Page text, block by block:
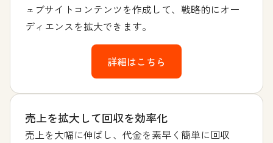
ェブサイトコンテンツを作成して、戦略的にオー
ディエンスを拡大できます。
詳細はこちら
売上を拡大して回収を効率化
売上を大幅に伸ばし、代金を素早く簡単に回収